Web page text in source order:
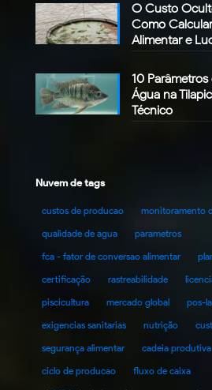
O Custo
Como
Alimentar e
10
Água na
Técnico
Nuvem de tags
custos de producao
monitoramento
qualidade de agua
parametros
fca - fator de conversao alimentar
certificação
rastreabilidade
piscicultura
mercado global
pos-
exigencias sanitarias
nutrição
segurança alimentar
cadeia produtiva
ciclo de producao
fluxo de caixa